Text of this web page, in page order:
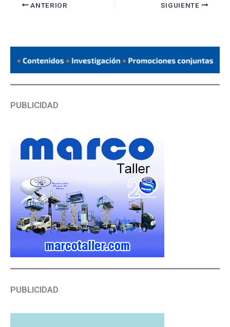
ANTERIOR SIGUIENTE
PUBLICIDAD
PUBLICIDAD